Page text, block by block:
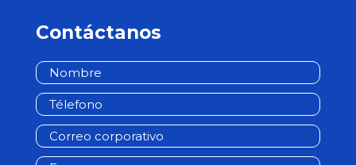
Contáctanos